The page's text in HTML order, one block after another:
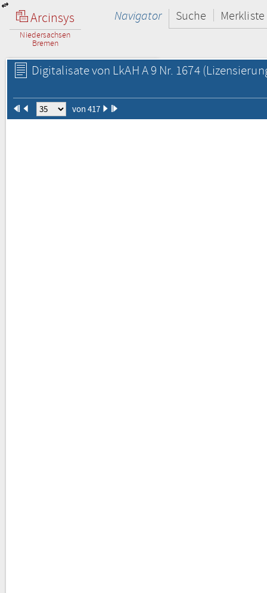
Arcinsys
Niedersachsen
Bremen
Navigator Suche Merkliste
Digitalisate von LkAH A 9 Nr. 1674
von 417